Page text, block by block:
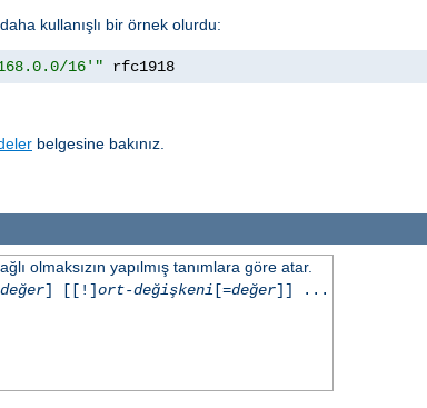
kullanışlı bir örnek olurdu:
16'" rfc1918
belgesine bakınız.
olmaksızın yapılmış tanımlara göre atar.
değer] [[!]ort-değişkeni [=değer]] ...